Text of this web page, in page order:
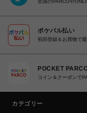
全国のPARCOや
ポケパル払い
初回登録＆お買物で
POCKET
コイン＆クーポンで
カテゴリー